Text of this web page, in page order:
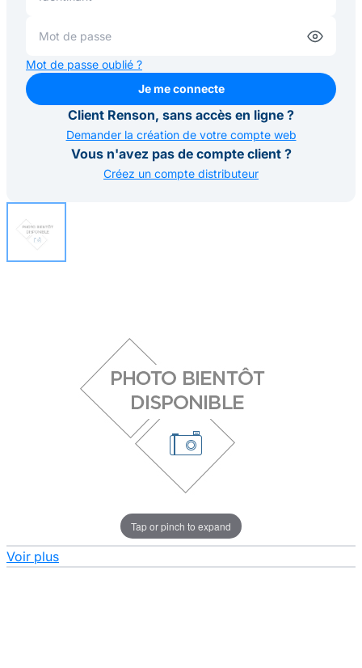
Tap or pinch to expand
Voir plus
Mot de passe oublié ?
Je me connecte
Je me connecte
Client Renson, sans accès en ligne ?
Demander la création de votre compte web
Vous n'avez pas de compte client ?
Créez un compte distributeur